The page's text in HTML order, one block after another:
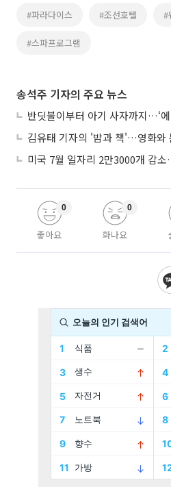
#파라다이스 #조선호텔 #
#스파프로그램
송석주 기자의 주요 뉴스
미국 7월 일자리 2만3000개 감
좋아요
0
화나요
0